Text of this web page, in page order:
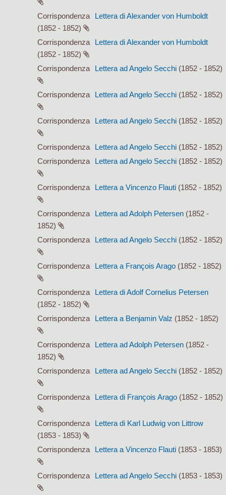
Corrispondenza
Lettera di Alexander von Humboldt
(1852 - 1852)
Corrispondenza
Lettera di Alexander von Humboldt
(1852 - 1852)
Corrispondenza
Lettera ad Angelo Secchi (1852 - 1852)
Corrispondenza Lettera ad Angelo Secchi (1852 - 1852)
Corrispondenza Lettera ad Angelo Secchi (1852 - 1852)
Corrispondenza Lettera ad Angelo Secchi (1852 - 1852)
Corrispondenza
Lettera ad Angelo Secchi (1852 - 1852)
Corrispondenza Lettera a Vincenzo Flauti (1852 - 1852)
Corrispondenza Lettera ad Adolph Petersen (1852 -
1852)
Corrispondenza
Lettera ad Angelo Secchi (1852 - 1852)
Corrispondenza Lettera a François Arago (1852 - 1852)
Corrispondenza
Lettera di Adolf Cornelius Petersen
(1852 - 1852)
Corrispondenza
Lettera a Benjamin Valz (1852 - 1852)
Corrispondenza Lettera ad Adolph Petersen (1852 -
1852)
Corrispondenza
Lettera ad Angelo Secchi (1852 - 1852)
Corrispondenza Lettera di François Arago (1852 - 1852)
Corrispondenza
Lettera di Karl Ludwig von Littrow
(1853 - 1853)
Corrispondenza
Lettera a Vincenzo Flauti (1853 - 1853)
Corrispondenza Lettera ad Angelo Secchi (1853 - 1853)